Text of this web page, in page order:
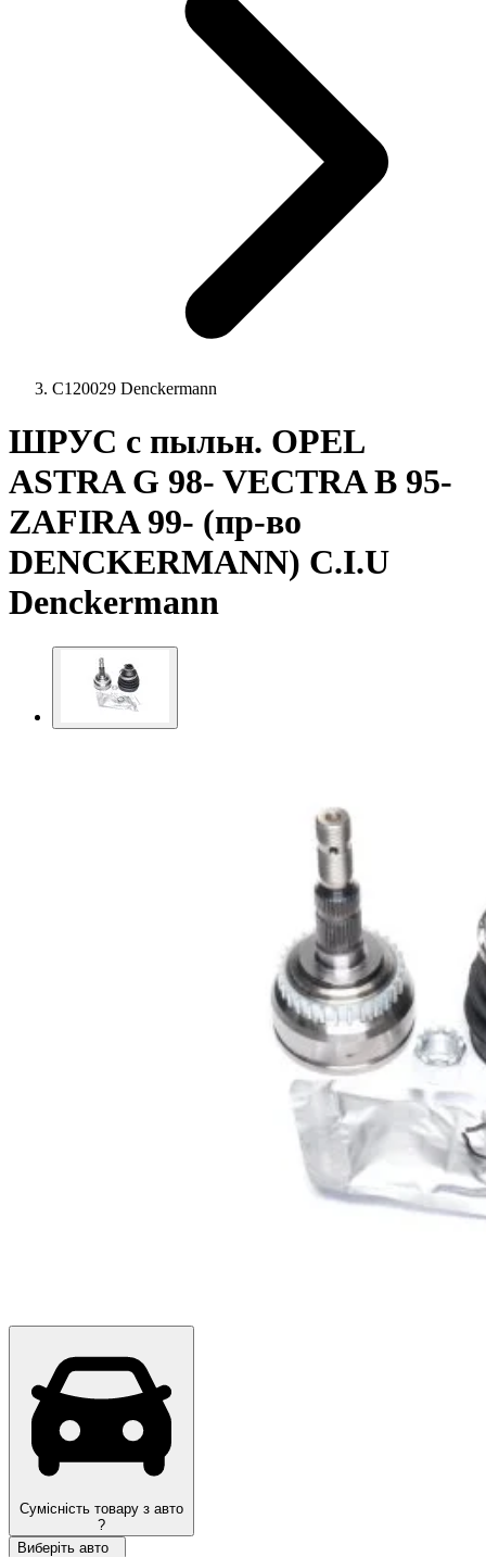
C120029 Denckermann
ШРУС с пыльн. OPEL
ASTRA G 98- VECTRA B 95-
ZAFIRA 99- (пр-во
DENCKERMANN) C.I.U
Denckermann
Сумісність товару з авто
?
Виберіть авто